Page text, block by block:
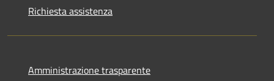
Richiesta assistenza
Amministrazione trasparente